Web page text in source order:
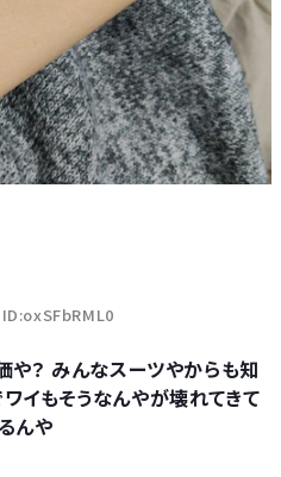
？ みんなスーツやからも知
イもそうなんやが壊れてきて
んや